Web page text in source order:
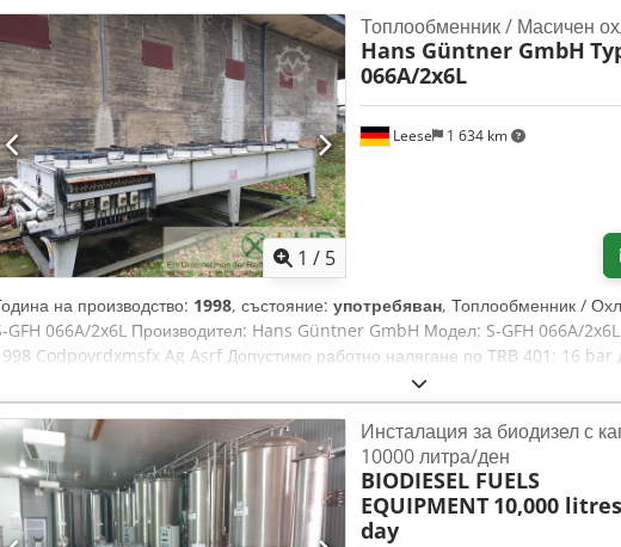
1 / 5
Leese 1 634 km
Топлообменник / Масичен
Hans Güntner GmbH
066A/2x6L
на производство: 1998, състояние: употребяван, Топлообменник /
GFH 066A/2x6L Производител: Hans Güntner GmbH Модел: S-GFH 066A/
Codpoyrdxmsfx Ag Asrf Допустимо работно налягане по TRB 401: 16 bar
температура по TRB 401: 95 °C Капацитет: 199 литра Вентилатор – тип/номер:
Нетна покупна цена: 7.000 € без ДДС. ДДС се начислява отделно във
междинни продажби са възможни. Продава се без гаранция и отговорност
се обработват от понеделник до петък, от 8 до 16 ч.
Инсталация за биодизел с
10000 литра/ден
BIODIESEL FUELS
EQUIPMENT 10,000
day